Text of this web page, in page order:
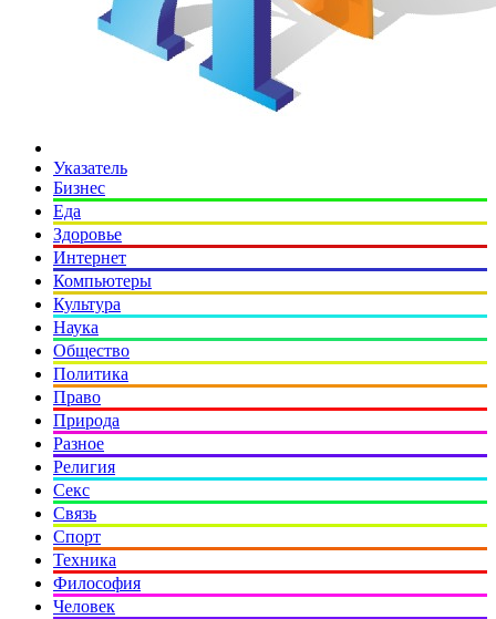
Указатель
Бизнес
Еда
Здоровье
Интернет
Компьютеры
Культура
Наука
Общество
Политика
Право
Природа
Разное
Религия
Секс
Связь
Спорт
Техника
Философия
Человек